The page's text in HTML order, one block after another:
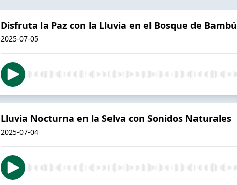
Disfruta la Paz con la Lluvia en el Bosque de Bambú
2025-07-05
Lluvia Nocturna en la Selva con Sonidos Naturales
2025-07-04